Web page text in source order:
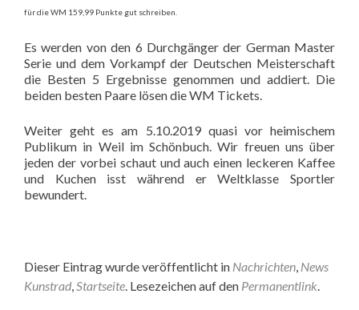
für die WM 159,99 Punkte gut schreiben.
Es werden von den 6 Durchgänger der German Master
Serie und dem Vorkampf der Deutschen Meisterschaft
die Besten 5 Ergebnisse genommen und addiert. Die
beiden besten Paare lösen die WM Tickets.
Weiter geht es am 5.10.2019 quasi vor heimischem
Publikum in Weil im Schönbuch. Wir freuen uns über
jeden der vorbei schaut und auch einen leckeren Kaffee
und Kuchen isst während er Weltklasse Sportler
bewundert.
Dieser Eintrag wurde veröffentlicht in Nachrichten, News
Kunstrad,Startseite. Lesezeichen auf den Permanentlink.